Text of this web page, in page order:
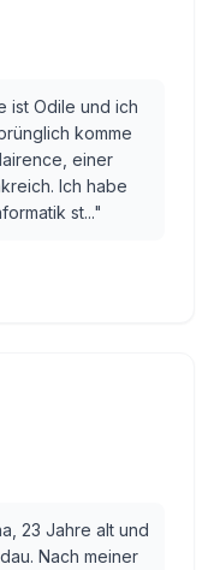
ist Odile und ich
komme
einer
Ich habe
st..."
23 Jahre alt und
Nach meiner